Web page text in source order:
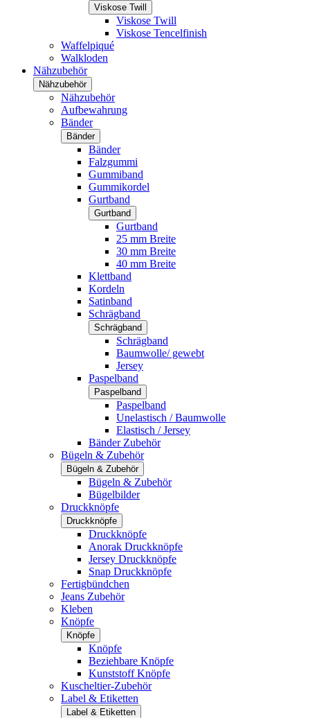
Viskose Twill
Viskose Twill
Viskose Tencelfinish
Waffelpiqué
Walkloden
Nähzubehör
Nähzubehör
Nähzubehör
Aufbewahrung
Bänder
Bänder
Bänder
Falzgummi
Gummiband
Gummikordel
Gurtband
Gurtband
Gurtband
25 mm Breite
30 mm Breite
40 mm Breite
Klettband
Kordeln
Satinband
Schrägband
Schrägband
Schrägband
Baumwolle/ gewebt
Jersey
Paspelband
Paspelband
Paspelband
Unelastisch / Baumwolle
Elastisch / Jersey
Bänder Zubehör
Bügeln & Zubehör
Bügeln & Zubehör
Bügeln & Zubehör
Bügelbilder
Druckknöpfe
Druckknöpfe
Druckknöpfe
Anorak Druckknöpfe
Jersey Druckknöpfe
Snap Druckknöpfe
Fertigbündchen
Jeans Zubehör
Kleben
Knöpfe
Knöpfe
Knöpfe
Beziehbare Knöpfe
Kunststoff Knöpfe
Kuscheltier-Zubehör
Label & Etiketten
Label & Etiketten